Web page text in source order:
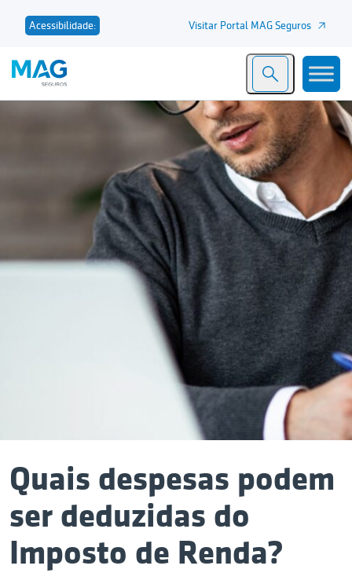
Acessibilidade: Visitar Portal MAG Seguros
Quais despesas podem
ser deduzidas do
Imposto de Renda?